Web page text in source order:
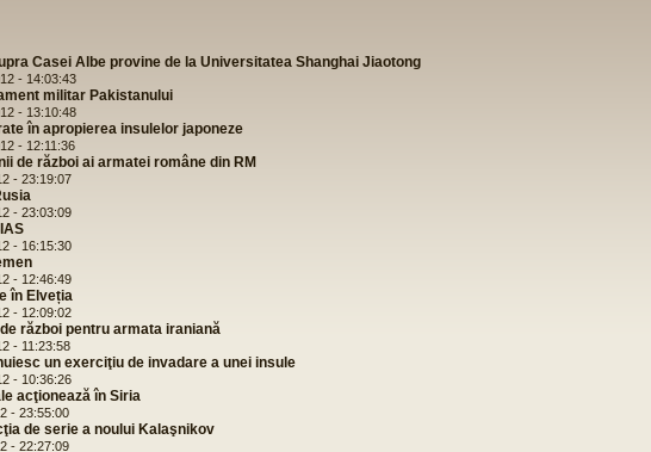
Casei Albe provine de la Universitatea Shanghai Jiaotong
- 14:03:43
militar Pakistanului
- 13:10:48
în apropierea insulelor japoneze
- 12:11:36
de război ai armatei române din RM
- 23:19:07
- 23:03:09
- 16:15:30
- 12:46:49
în Elveția
- 12:09:02
război pentru armata iraniană
- 11:23:58
un exerciţiu de invadare a unei insule
- 10:36:26
acţionează în Siria
- 23:55:00
de serie a noului Kalaşnikov
- 22:27:09